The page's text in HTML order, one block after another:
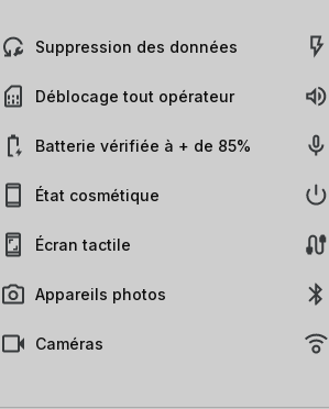
Suppression des données
Déblocage tout opérateur
Batterie vérifiée à + de 85%
État cosmétique
Écran tactile
Appareils photos
Caméras